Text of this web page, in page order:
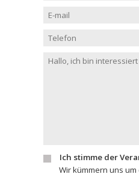
Ich stimme der
Wir kümmern uns